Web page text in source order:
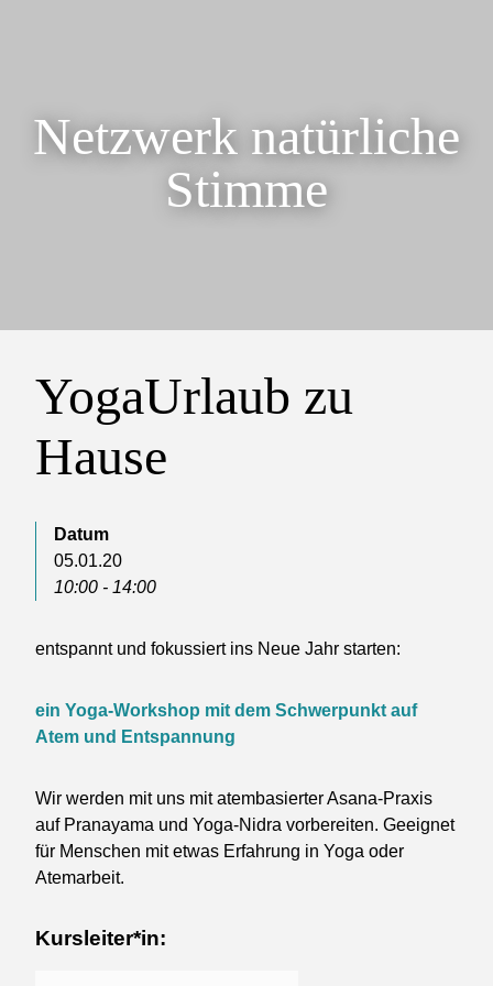
Netzwerk natürliche
Stimme
YogaUrlaub zu
Hause
Datum
05.01.20
10:00 - 14:00
entspannt und fokussiert ins Neue Jahr starten:
ein Yoga-Workshop mit dem Schwerpunkt auf
Atem und Entspannung
Wir werden mit uns mit atembasierter Asana-Praxis
auf Pranayama und Yoga-Nidra vorbereiten. Geeignet
für Menschen mit etwas Erfahrung in Yoga oder
Atemarbeit.
Kursleiter*in: